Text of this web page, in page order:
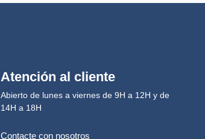
Atención al cliente
Abierto de lunes a viernes de 9H a 12H y de
14H a 18H
Contacte con nosotros